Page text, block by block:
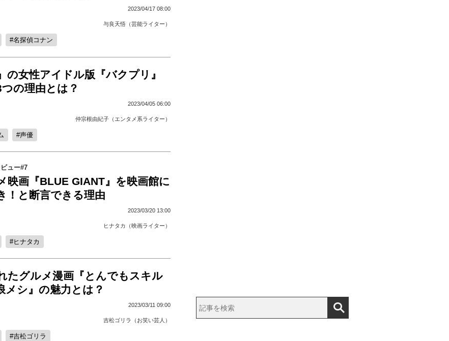
2023/04/17 08:00
与良天悟（芸能ライター）
名探偵コナン
の女性アイドル版『バクプリ』
の理由とは？
2023/04/05 06:00
仲宗根由紀子（エンタメ系ライター）
声優
ュー#7
映画『BLUE GIANT』を映画館に
！と断言できる理由
2023/03/20 13:00
ヒナタカ（映画ライター）
ヒナタカ
たグルメ漫画『とんでもスキル
メシ』の魅力とは？
2023/03/11 09:00
吉松ゴリラ（お笑い芸人）
吉松ゴリラ